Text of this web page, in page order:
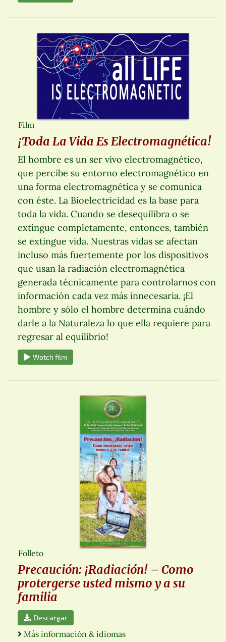
Film
¡Toda La Vida Es Electromagnética!
El hombre es un ser vivo electromagnético,
que percibe su entorno electromagnético en
una forma electromagnética y se comunica
con éste. La Bioelectricidad es la base para
toda la vida. Cuando se desequilibra o se
extingue completamente, entonces, también
se extingue vida. Nuestras vidas se afectan
incluso más fuertemente por los dispositivos
que usan la radiación electromagnética
generada técnicamente para controlarnos con
información cada vez más innecesaria. ¡El
hombre y sólo el hombre determina cuándo
darle a la Naturaleza lo que ella requiere para
regresar al equilibrio!
Watch film
Folleto
Precaución: ¡Radiación! – Como
protergerse usted mismo y a su
familia
Descargar
Más información & idiomas